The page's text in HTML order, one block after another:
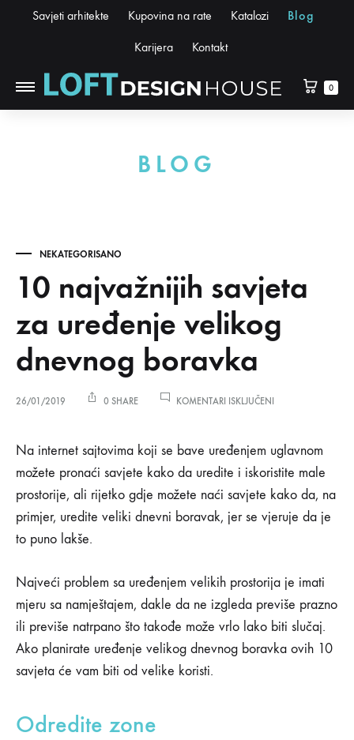
Savjeti arhitekte Kupovina na rate Katalozi Blog
Karijera Kontakt
0
BLOG
NEKATEGORISANO
10 najvažnijih savjeta
za uređenje velikog
dnevnog boravka
26/01/2019 0 SHARE KOMENTARI ISKLJUČENI
SAVJETA
ZA
UREĐENJE
VELIKOG
DNEVNOG
BORAVKA
10
najvažnijih
savjeta
za
uređenje
velikog
dnevnog
boravka
Na internet sajtovima koji se bave uređenjem uglavnom
možete pronaći savjete kako da uredite i iskoristite male
prostorije, ali rijetko gdje možete naći savjete kako da, na
primjer, uredite veliki dnevni boravak, jer se vjeruje da je
to puno lakše.
Najveći problem sa uređenjem velikih prostorija je imati
mjeru sa namještajem, dakle da ne izgleda previše prazno
ili previše natrpano što takođe može vrlo lako biti slučaj.
Ako planirate uređenje velikog dnevnog boravka ovih 10
savjeta će vam biti od velike koristi.
Odredite zone